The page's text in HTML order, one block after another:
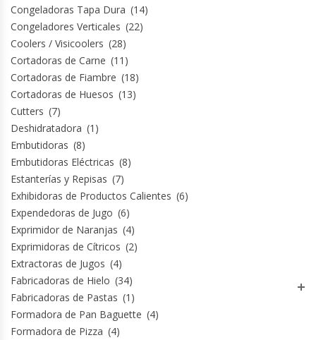
Congeladoras Tapa Dura (14)
Congeladores Verticales (22)
Coolers / Visicoolers (28)
Cortadoras de Carne (11)
Cortadoras de Fiambre (18)
Cortadoras de Huesos (13)
Cutters (7)
Deshidratadora (1)
Embutidoras (8)
Embutidoras Eléctricas (8)
Estanterías y Repisas (7)
Exhibidoras de Productos Calientes (6)
Expendedoras de Jugo (6)
Exprimidor de Naranjas (4)
Exprimidoras de Cítricos (2)
Extractoras de Jugos (4)
Fabricadoras de Hielo (34)
Fabricadoras de Pastas (1)
Formadora de Pan Baguette (4)
Formadora de Pizza (4)